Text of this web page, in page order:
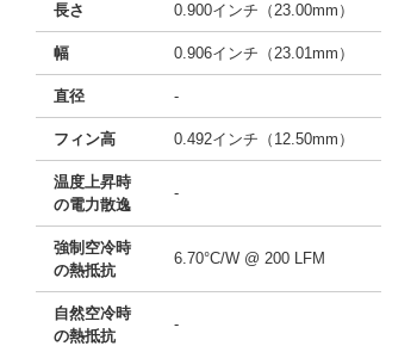
長さ 0.900インチ（23.00mm）
幅 0.906インチ（23.01mm）
直径 -
フィン高 0.492インチ（12.50mm）
温度上昇時
の電力散逸
-
強制空冷時
の熱抵抗
6.70°C/W @ 200 LFM
自然空冷時
の熱抵抗
-